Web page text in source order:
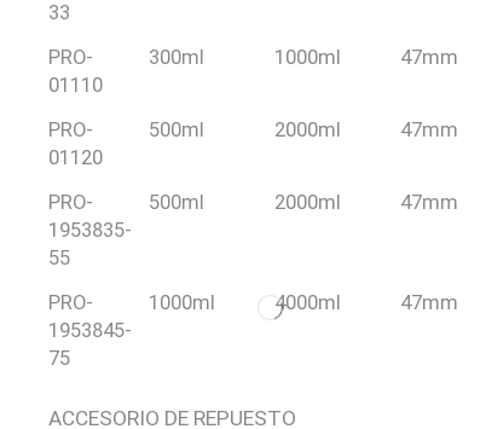
33
PRO-
01110
300ml 1000ml 47mm
PRO-
01120
500ml 2000ml 47mm
PRO-
1953835-
55
500ml 2000ml 47mm
PRO-
1953845-
75
1000ml 4000ml 47mm
ACCESORIO DE REPUESTO